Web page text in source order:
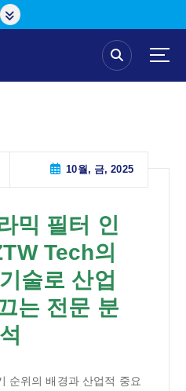
10월, 금, 2025
믹 필터 인
Tech의
술로 산업
는 전문 분
석
순위의 배경과 산업적 중요